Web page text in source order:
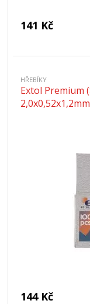
141 Kč
HŘEBÍKY
Extol Premium
2,0x0,52x1,2mm
144 Kč